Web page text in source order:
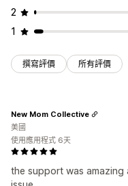
2
1
撰寫評價 所有評價
the support was amazing
New Mom Collective
美國
使用應用程式 6天